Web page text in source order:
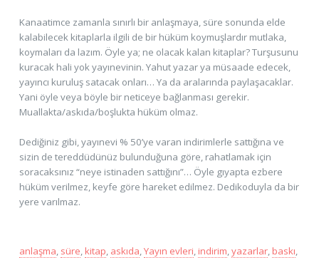
Kanaatimce zamanla sınırlı bir anlaşmaya, süre sonunda elde
kalabilecek kitaplarla ilgili de bir hüküm koymuşlardır mutlaka,
koymaları da lazım. Öyle ya; ne olacak kalan kitaplar? Turşusunu
kuracak hali yok yayınevinin. Yahut yazar ya müsaade edecek,
yayıncı kuruluş satacak onları… Ya da aralarında paylaşacaklar.
Yani öyle veya böyle bir neticeye bağlanması gerekir.
Muallakta/askıda/boşlukta hüküm olmaz.
Dediğiniz gibi, yayınevi % 50’ye varan indirimlerle sattığına ve
sizin de tereddüdünüz bulunduğuna göre, rahatlamak için
soracaksınız “neye istinaden sattığını”… Öyle gıyapta ezbere
hüküm verilmez, keyfe göre hareket edilmez. Dedikoduyla da bir
yere varılmaz.
anlaşma, süre,kitap, askıda,Yayın evleri,indirim,yazarlar,baskı,